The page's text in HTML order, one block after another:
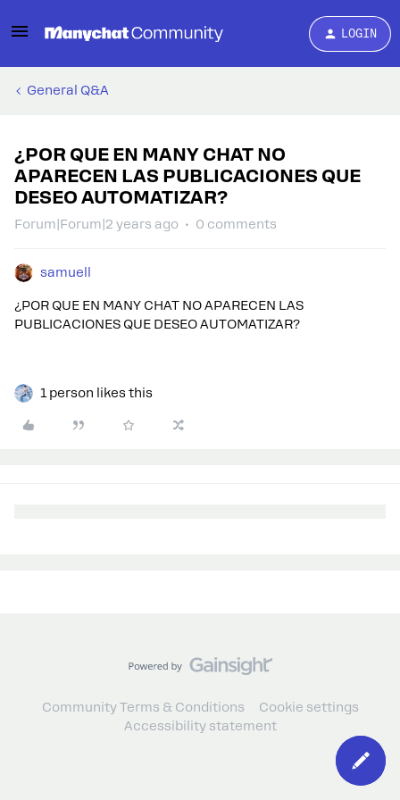
LOGIN
General Q&A
¿POR QUE EN MANY CHAT NO
APARECEN LAS PUBLICACIONES QUE
DESEO AUTOMATIZAR?
Forum|Forum|2 years ago 0 comments
samuell
¿POR QUE EN MANY CHAT NO APARECEN LAS
PUBLICACIONES QUE DESEO AUTOMATIZAR?
1 person likes this
Community Terms & Conditions
Cookie settings
Accessibility statement